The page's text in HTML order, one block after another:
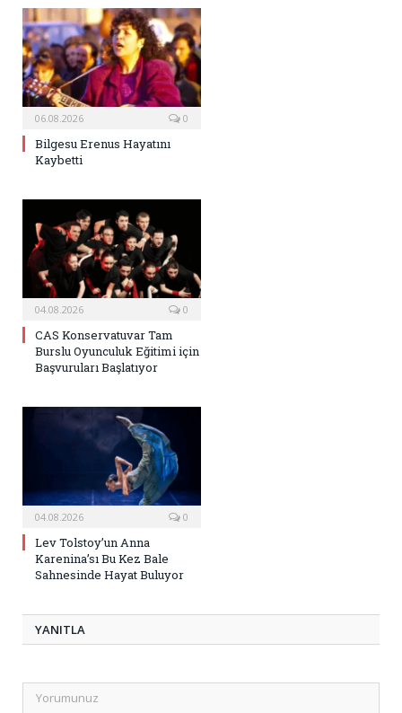
06.08.2026 0
Bilgesu Erenus Hayatını
Kaybetti
04.08.2026 0
CAS Konservatuvar Tam
Burslu Oyunculuk Eğitimi için
Başvuruları Başlatıyor
04.08.2026 0
Lev Tolstoy’un Anna
Karenina’sı Bu Kez Bale
Sahnesinde Hayat Buluyor
YANITLA